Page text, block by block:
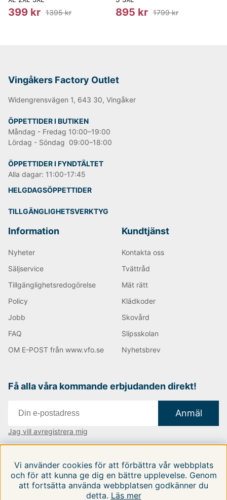
399 kr 1395 kr 895 kr 1799 kr
Vingåkers Factory Outlet
Widengrensvägen 1, 643 30, Vingåker
ÖPPETTIDER I BUTIKEN
Måndag - Fredag 10:00–19:00
Lördag - Söndag 09:00–18:00
ÖPPETTIDER I FYNDTÄLTET
Alla dagar: 11:00-17:45
HELGDAGSÖPPETTIDER
TILLGÄNGLIGHETSVERKTYG
Information
Nyheter
Säljservice
Tillgänglighetsredogörelse
Policy
Jobb
FAQ
OM E-POST från www.vfo.se
Kundtjänst
Kontakta oss
Tvättråd
Mät rätt
Klädkoder
Skovård
Slipsskolan
Nyhetsbrev
Få alla våra kommande erbjudanden direkt!
Anmäl
Jag vill avregistrera mig
Följ oss på våra sociala medier
Vi använder cookies för att förbättra vår webbplats
och för att kunna ge dig en bättre upplevelse. Genom
att fortsätta använda webbplatsen godkänner du
detta. Läs mer